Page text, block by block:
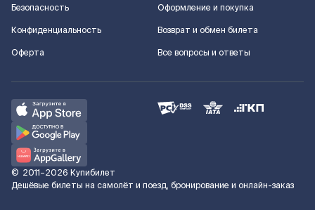
Безопасность
Конфиденциальность
Оферта
Оформление и покупка
Возврат и обмен билета
Все вопросы и ответы
© 2011–2026 Купибилет
Дешёвые билеты на самолёт и поезд, бронирование и онлайн-заказ